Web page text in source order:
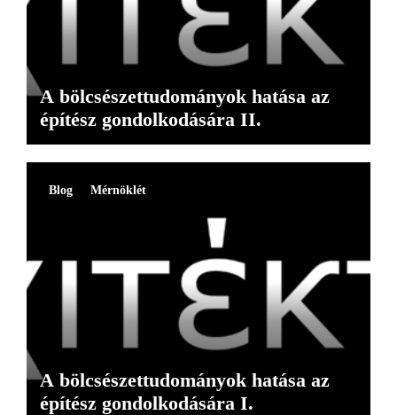
A bölcsészettudományok hatása az
építész gondolkodására II.
Blog Mérnöklét
A bölcsészettudományok hatása az
építész gondolkodására I.